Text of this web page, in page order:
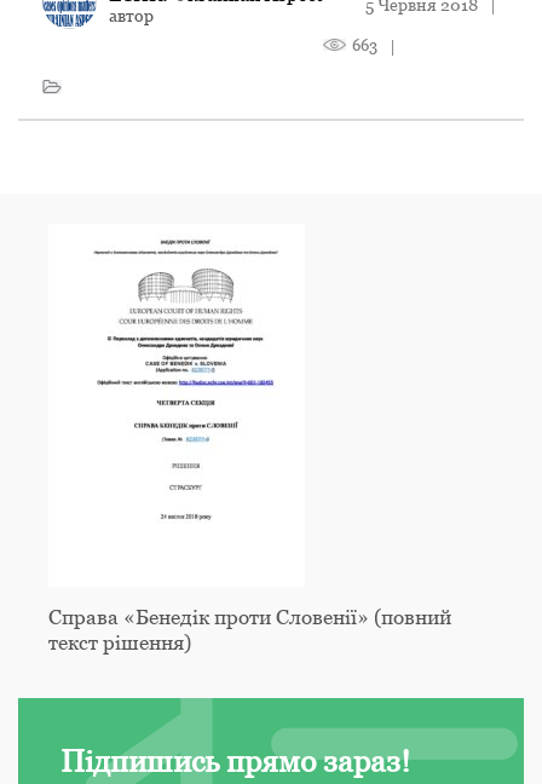
автор
5 Червня 2018 |
663 |
Справа «Бенедік проти Словенії» (повний
текст рішення)
Підпишись прямо зараз!